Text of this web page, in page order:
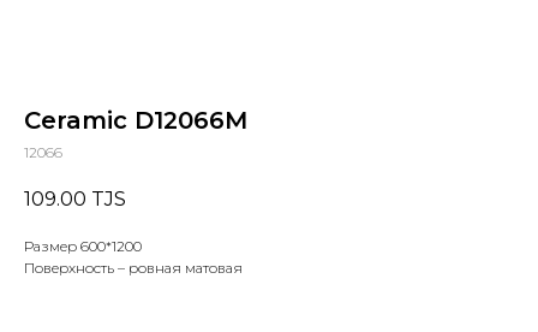
Ceramic D12066M
12066
109.00 TJS
Размер 600*1200
Поверхность – ровная матовая